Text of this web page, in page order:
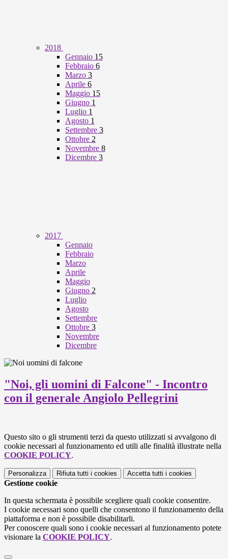
2018
Gennaio 15
Febbraio 6
Marzo 3
Aprile 6
Maggio 15
Giugno 1
Luglio 1
Agosto 1
Settembre 3
Ottobre 2
Novembre 8
Dicembre 3
2017
Gennaio
Febbraio
Marzo
Aprile
Maggio
Giugno 2
Luglio
Agosto
Settembre
Ottobre 3
Novembre
Dicembre
"Noi, gli uomini di Falcone" - Incontro
con il generale Angiolo Pellegrini
Questo sito o gli strumenti terzi da questo utilizzati si avvalgono di
cookie necessari al funzionamento ed utili alle finalità illustrate nella
COOKIE POLICY.
Personalizza Rifiuta tutti i cookies Accetta tutti i cookies
Gestione cookie
In questa schermata è possibile scegliere quali cookie consentire.
I cookie necessari sono quelli che consentono il funzionamento della
piattaforma e non è possibile disabilitarli.
Per conoscere quali sono i cookie necessari al funzionamento potete
visionare la COOKIE POLICY.